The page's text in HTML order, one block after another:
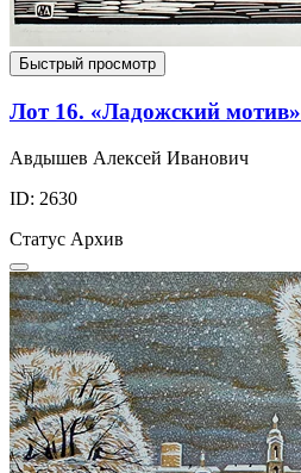
Быстрый просмотр
Лот 16. «Ладожский мотив»
Авдышев Алексей Иванович
ID: 2630
Статус Архив